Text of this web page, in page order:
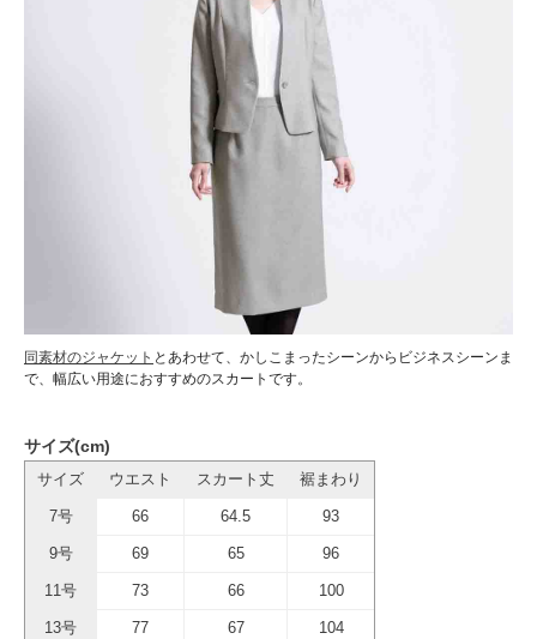
同素材のジャケット とあわせて、かしこまったシーンからビジネスシーンま
で、幅広い用途におすすめのスカートです。
サイズ(cm)
サイズ ウエスト スカート丈 裾まわり
7号 66 64.5 93
9号 69 65 96
11号 73 66 100
13号 77 67 104